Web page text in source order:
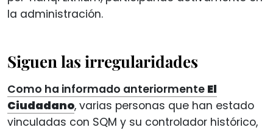
la administración.
Siguen las irregularidades
Como ha informado anteriormente El
Ciudadano, varias personas que han estado
vinculadas con SQM y su controlador histórico,